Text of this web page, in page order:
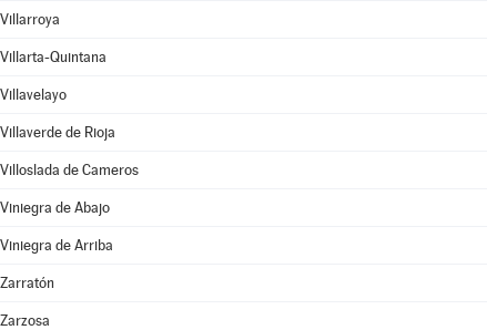
Villarroya
Villarta-Quintana
Villavelayo
Villaverde de Rioja
Villoslada de Cameros
Viniegra de Abajo
Viniegra de Arriba
Zarratón
Zarzosa